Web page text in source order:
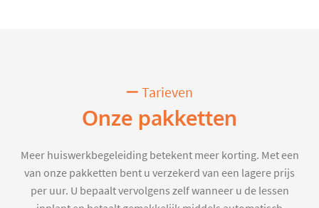
Tarieven
Onze pakketten
Meer huiswerkbegeleiding betekent meer korting. Met een
van onze pakketten bent u verzekerd van een lagere prijs
per uur. U bepaalt vervolgens zelf wanneer u de lessen